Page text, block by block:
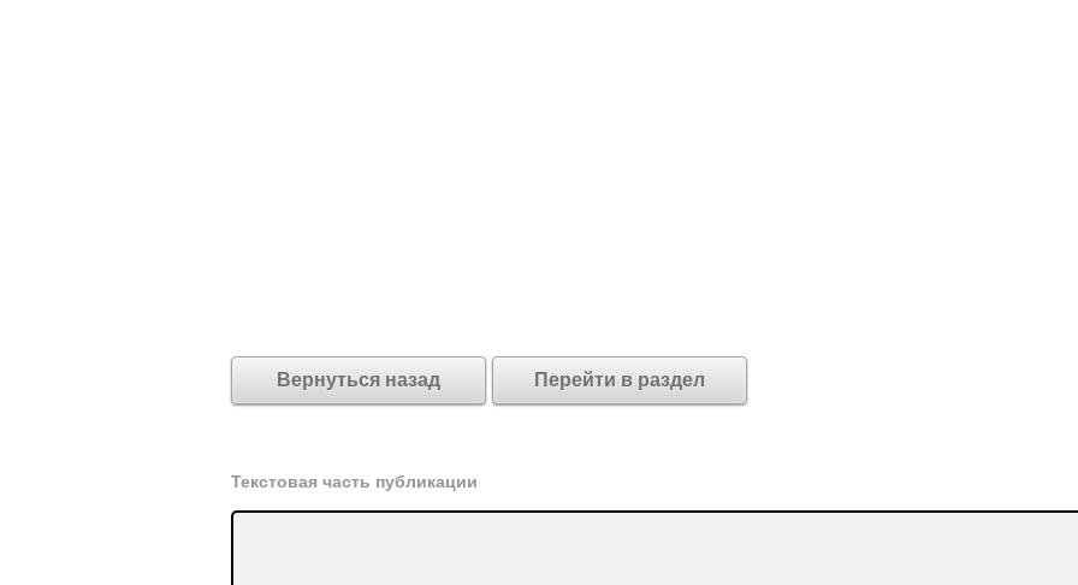
Вернуться назад Перейти в раздел
Текстовая часть публикации